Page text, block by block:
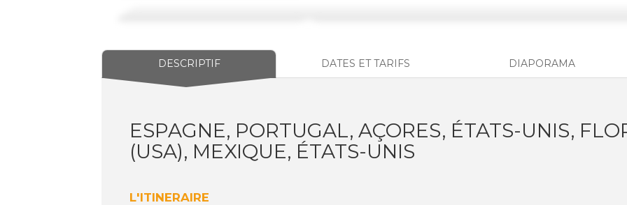
DESCRIPTIF DATES ET TARIFS DIAPORAMA
ESPAGNE, PORTUGAL, AÇORES, ÉTATS-UNIS,
(USA), MEXIQUE, ÉTATS-UNIS
L'ITINERAIRE